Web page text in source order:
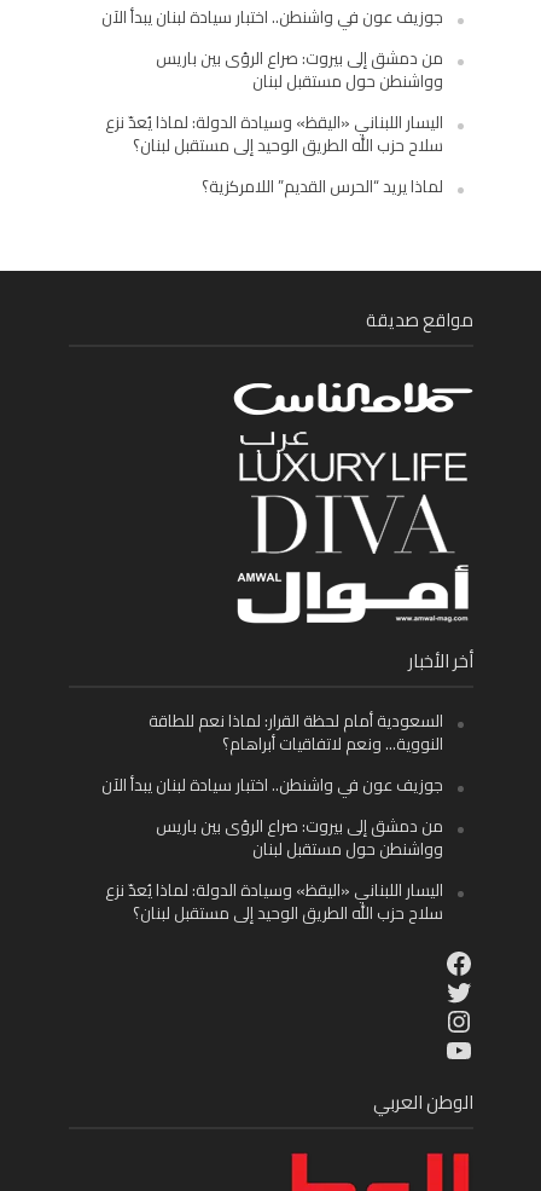
جوزيف عون في واشنطن.. اختبار سيادة لبنان يبدأ الآن
من دمشق إلى بيروت: صراع الرؤى بين باريس
وواشنطن حول مستقبل لبنان
اليسار اللبناني «اليقظ» وسيادة الدولة: لماذا يُعدّ نزع
سلاح حزب الله الطريق الوحيد إلى مستقبل لبنان؟
لماذا يريد “الحرس القديم” اللامركزية؟
مواقع صديقة
أخر الأخبار
السعودية أمام لحظة القرار: لماذا نعم للطاقة
النووية… ونعم لاتفاقيات أبراهام؟
جوزيف عون في واشنطن.. اختبار سيادة لبنان يبدأ الآن
من دمشق إلى بيروت: صراع الرؤى بين باريس
وواشنطن حول مستقبل لبنان
اليسار اللبناني «اليقظ» وسيادة الدولة: لماذا يُعدّ نزع
سلاح حزب الله الطريق الوحيد إلى مستقبل لبنان؟
Facebook
Twitter
Instagram
YouTube
الوطن العربي